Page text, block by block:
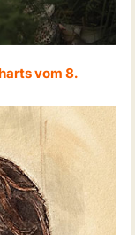
vom 8.